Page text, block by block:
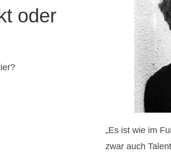
oder
„Es ist wie im
zwar auch